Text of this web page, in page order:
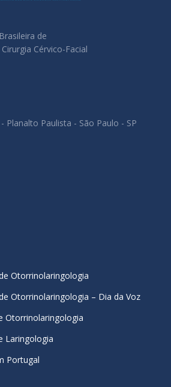
de
Cérvico-Facial
Planalto Paulista - São Paulo - SP
Otorrinolaringologia
Otorrinolaringologia – Dia da Voz
Otorrinolaringologia
Laringologia
Portugal